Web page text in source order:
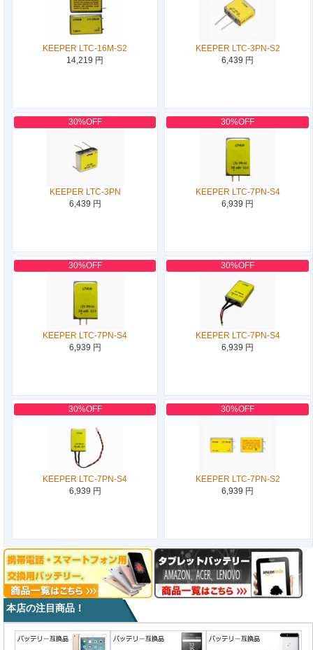
KEEPER LTC-16M-S2
14,219 円
KEEPER LTC-3PN-S2
6,439 円
30%OFF
KEEPER LTC-3PN
6,439 円
30%OFF
KEEPER LTC-7PN-S4
6,939 円
30%OFF
KEEPER LTC-7PN-S4
6,939 円
30%OFF
KEEPER LTC-7PN-S4
6,939 円
30%OFF
KEEPER LTC-7PN-S4
6,939 円
30%OFF
KEEPER LTC-7PN-S2
6,939 円
本店の注目商品！